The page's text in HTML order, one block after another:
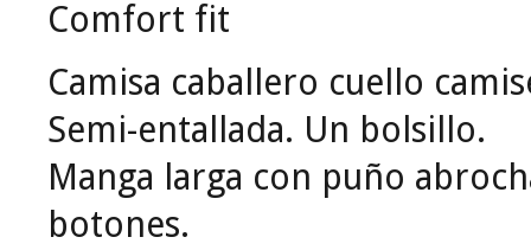
Comfort fit
Camisa caballero cuello
Semi-entallada. Un bolsillo.
Manga larga con puño
botones.